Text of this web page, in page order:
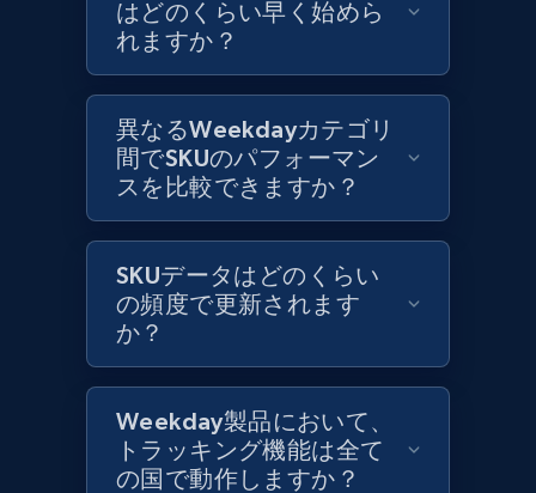
Currency, Discount, Initial price, and more.
Lazada - Products
URL, Title, Rating, Reviews, Initial price, Final
price, Currency, Stock, and more.
991+
Lazada - Products - Discover products by
keyword
はどのくらい早く始めら
れますか？
異なるWeekdayカテゴリ
間でSKUのパフォーマン
スを比較できますか？
SKUデータはどのくらい
の頻度で更新されます
か？
Weekday製品において、
トラッキング機能は全て
の国で動作しますか？